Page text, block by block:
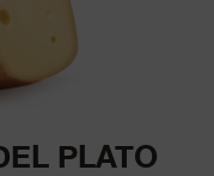
PLATO